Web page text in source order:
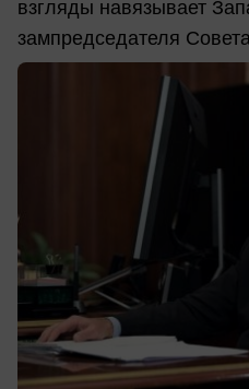
взгляды навязывает
зампредседателя